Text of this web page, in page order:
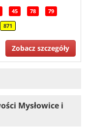
45 78 79
871
Zobacz szczegóły
Mysłowice i